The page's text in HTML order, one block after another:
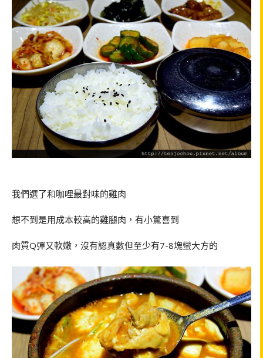
我們選了和咖哩最對味的雞肉
想不到是用成本較高的雞腿肉，有小驚喜到
肉質Q彈又軟嫩，沒有認真數但至少有7-8塊蠻大方的